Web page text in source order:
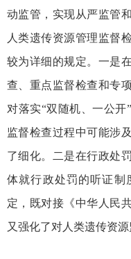
动监管，实现从严监管
人类遗传资源管理监督
较为详细的规定。一是
查、重点监督检查和专
对落实“双随机、一公
监督检查过程中可能涉
了细化。二是在行政处
体就行政处罚的听证制
定，既对接《中华人民
又强化了对人类遗传资源